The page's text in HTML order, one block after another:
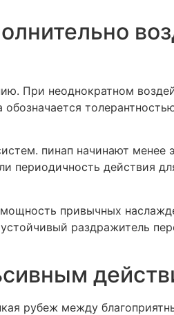
При неоднократном
пинап начинают менее
периодичность действия
привычных
раздражитель
рубеж между